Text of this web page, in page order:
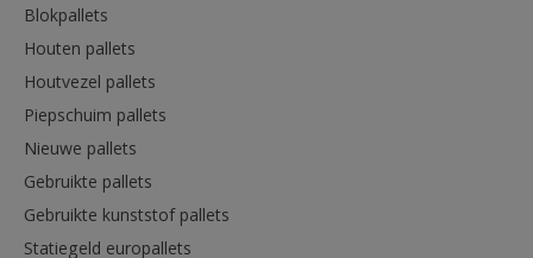
Blokpallets
Houten pallets
Houtvezel pallets
Piepschuim pallets
Nieuwe pallets
Gebruikte pallets
Gebruikte kunststof pallets
Statiegeld europallets